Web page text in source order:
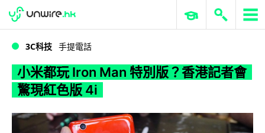
WWDC 2026 ERP 與商業 AI
3C科技 手提電話
小米都玩 Iron Man 特別版？香港記者會
驚現紅色版 4i